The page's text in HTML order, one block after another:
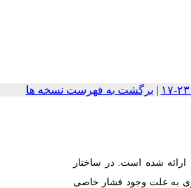
| برگشت به فهرست نسخه ها
ارائه شده است. در
ساختار
به علت وجود فشار خاصی